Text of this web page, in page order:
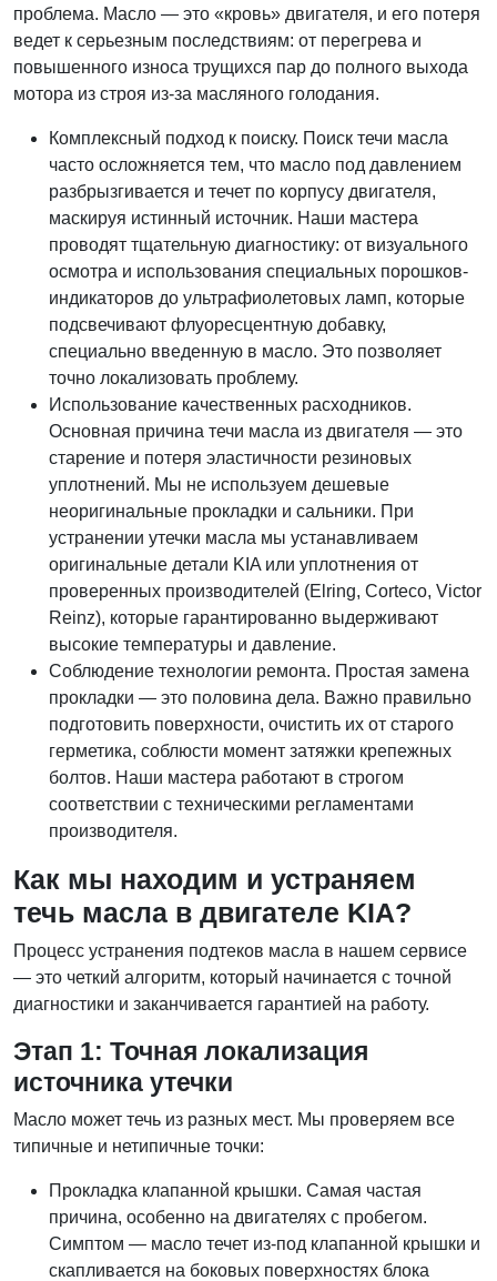
проблема. Масло — это «кровь» двигателя, и его потеря
ведет к серьезным последствиям: от перегрева и
повышенного износа трущихся пар до полного выхода
мотора из строя из-за масляного голодания.
Комплексный подход к поиску. Поиск течи масла
часто осложняется тем, что масло под давлением
разбрызгивается и течет по корпусу двигателя,
маскируя истинный источник. Наши мастера
проводят тщательную диагностику: от визуального
осмотра и использования специальных порошков-
индикаторов до ультрафиолетовых ламп, которые
подсвечивают флуоресцентную добавку,
специально введенную в масло. Это позволяет
точно локализовать проблему.
Использование качественных расходников.
Основная причина течи масла из двигателя — это
старение и потеря эластичности резиновых
уплотнений. Мы не используем дешевые
неоригинальные прокладки и сальники. При
устранении утечки масла мы устанавливаем
оригинальные детали KIA или уплотнения от
проверенных производителей (Elring, Corteco, Victor
Reinz), которые гарантированно выдерживают
высокие температуры и давление.
Соблюдение технологии ремонта. Простая замена
прокладки — это половина дела. Важно правильно
подготовить поверхности, очистить их от старого
герметика, соблюсти момент затяжки крепежных
болтов. Наши мастера работают в строгом
соответствии с техническими регламентами
производителя.
Как мы находим и устраняем
течь масла в двигателе KIA?
Процесс устранения подтеков масла в нашем сервисе
— это четкий алгоритм, который начинается с точной
диагностики и заканчивается гарантией на работу.
Этап 1: Точная локализация
источника утечки
Масло может течь из разных мест. Мы проверяем все
типичные и нетипичные точки:
Прокладка клапанной крышки. Самая частая
причина, особенно на двигателях с пробегом.
Симптом — масло течет из-под клапанной крышки и
скапливается на боковых поверхностях блока